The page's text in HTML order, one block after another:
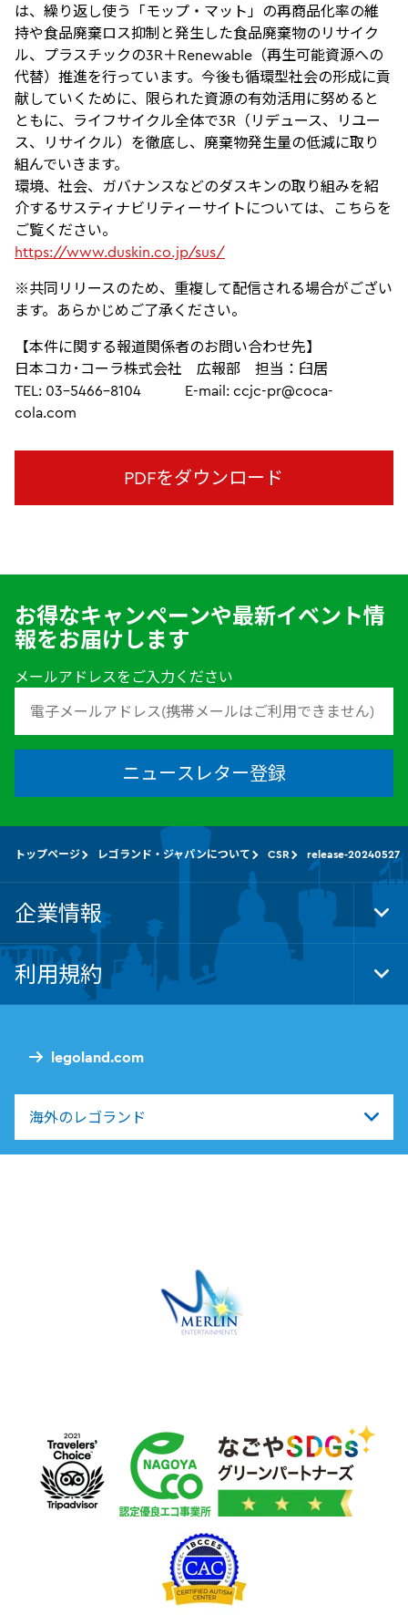
は、繰り返し使う「モップ・マット」の再商品化率の維
持や食品廃棄ロス抑制と発生した食品廃棄物のリサイク
ル、プラスチックの3R＋Renewable（再生可能資源への
代替）推進を行っています。今後も循環型社会の形成に貢
献していくために、限られた資源の有効活用に努めると
ともに、ライフサイクル全体で3R（リデュース、リユー
ス、リサイクル）を徹底し、廃棄物発生量の低減に取り
組んでいきます。
環境、社会、ガバナンスなどのダスキンの取り組みを紹
介するサスティナビリティーサイトについては、こちらを
ご覧ください。
https://www.duskin.co.jp/sus/
※共同リリースのため、重複して配信される場合がござい
ます。あらかじめご了承ください。
【本件に関する報道関係者のお問い合わせ先】
日本コカ･コーラ株式会社 広報部 担当：臼居
TEL: 03-5466-8104 E-mail: ccjc-pr@coca-
cola.com
PDFをダウンロード
お得なキャンペーンや最新イベント情
報をお届けします
メールアドレスをご入力ください
ニュースレター登録
legoland.com
海外のレゴランド
トップページ レゴランド・ジャパンについて CSR release-20240527
企業情報
利用規約